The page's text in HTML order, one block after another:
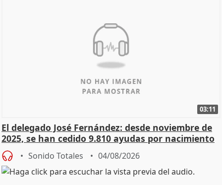
03:11
El delegado José Fernández: desde noviembre de
2025, se han cedido 9.810 ayudas por nacimiento
Sonido Totales 04/08/2026